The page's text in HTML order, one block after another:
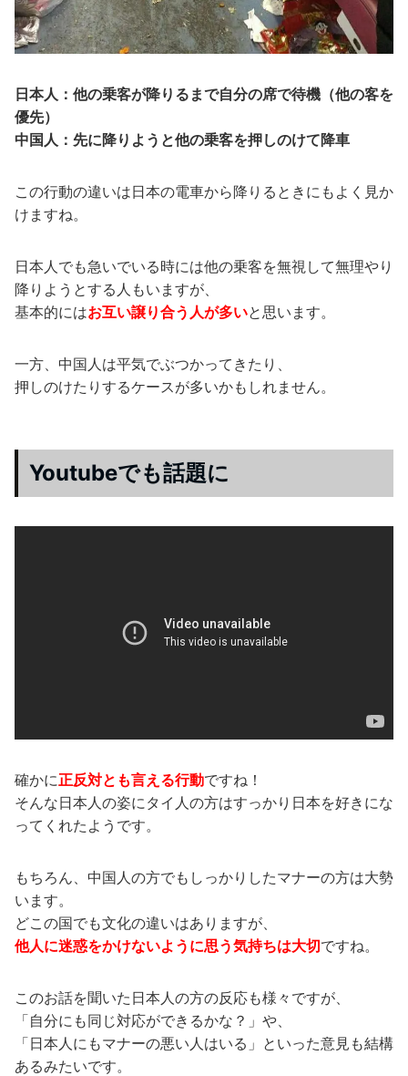
日本人：他の乗客が降りるまで自分の席で待機（他の客を
優先）
中国人：先に降りようと他の乗客を押しのけて降車
この行動の違いは日本の電車から降りるときにもよく見か
けますね。
日本人でも急いでいる時には他の乗客を無視して無理やり
降りようとする人もいますが、
基本的にはお互い譲り合う人が多いと思います。
一方、中国人は平気でぶつかってきたり、
押しのけたりするケースが多いかもしれません。
Youtubeでも話題に
確かに正反対とも言える行動ですね！
そんな日本人の姿にタイ人の方はすっかり日本を好きにな
ってくれたようです。
もちろん、中国人の方でもしっかりしたマナーの方は大勢
います。
どこの国でも文化の違いはありますが、
他人に迷惑をかけないように思う気持ちは大切ですね。
このお話を聞いた日本人の方の反応も様々ですが、
「自分にも同じ対応ができるかな？」や、
「日本人にもマナーの悪い人はいる」といった意見も結構
あるみたいです。